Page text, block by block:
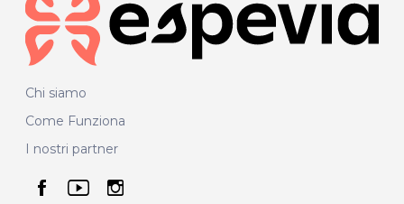
Chi siamo
Come Funziona
I nostri partner
seguici su facebook
seguici su youtube
seguici su instagram